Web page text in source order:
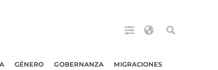
GÉNERO GOBERNANZA MIGRACIONES